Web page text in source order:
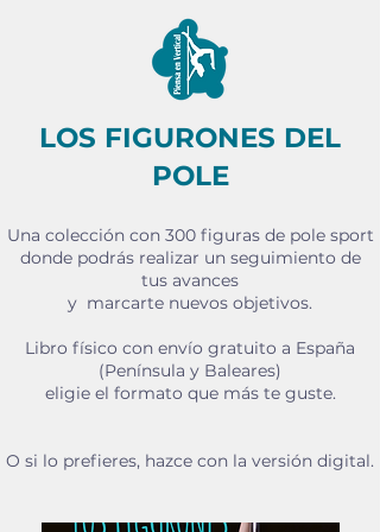
LOS FIGURONES DEL
POLE
Una colección con 300 figuras de pole sport
donde podrás realizar un seguimiento de
tus avances
y marcarte nuevos objetivos.
Libro físico con envío gratuito a España
(Península y Baleares)
eligie el formato que más te guste.
O si lo prefieres, hazce con la versión digital.